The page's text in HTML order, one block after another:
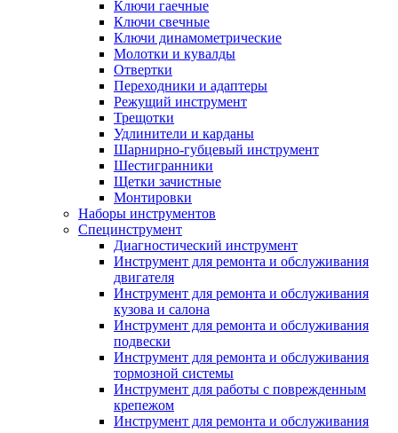
Ключи гаечные
Ключи свечные
Ключи динамометрические
Молотки и кувалды
Отвертки
Переходники и адаптеры
Режущий инструмент
Трещотки
Удлинители и карданы
Шарнирно-губцевый инструмент
Шестигранники
Щетки зачистные
Монтировки
Наборы инструментов
Специнструмент
Диагностический инструмент
Инструмент для ремонта и обслуживания
двигателя
Инструмент для ремонта и обслуживания
кузова и салона
Инструмент для ремонта и обслуживания
подвески
Инструмент для ремонта и обслуживания
тормозной системы
Инструмент для работы с поврежденным
крепежом
Инструмент для ремонта и обслуживания